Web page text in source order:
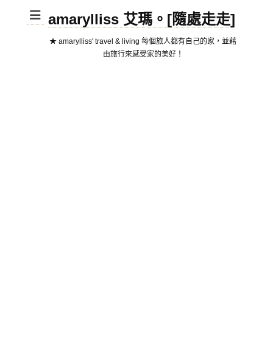
amarylliss 艾瑪。[隨處走走]
★ amarylliss' travel & living 每個旅人都有自己的家，並藉
由旅行來感受家的美好！